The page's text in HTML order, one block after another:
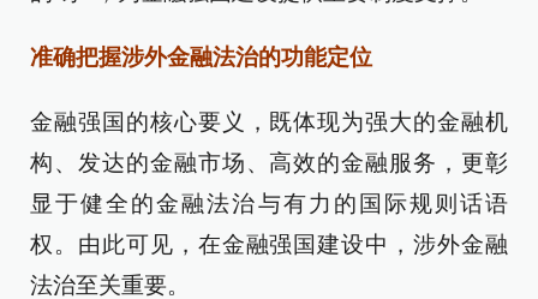
准确把握涉外金融法治的功能定位
金融强国的核心要义，既体现为强大的金融机
构、发达的金融市场、高效的金融服务，更彰
显于健全的金融法治与有力的国际规则话语
权。由此可见，在金融强国建设中，涉外金融
法治至关重要。